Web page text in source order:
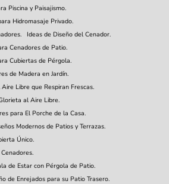
Piscina y Paisajismo.
Hidromasaje Privado.
Ideas de Diseño del Cenador.
Cenadores de Patio.
Cubiertas de Pérgola.
de Madera en Jardín.
Libre que Respiran Frescas.
al Aire Libre.
para El Porche de la Casa.
Modernos de Patios y Terrazas.
Único.
de Estar con Pérgola de Patio.
de Enrejados para su Patio Trasero.